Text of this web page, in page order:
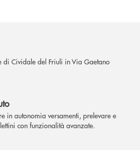
di Cividale del Friuli in Via Gaetano
in autonomia versamenti, prelevare e
con funzionalità avanzate.